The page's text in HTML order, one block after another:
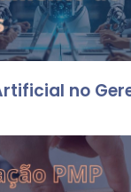
no